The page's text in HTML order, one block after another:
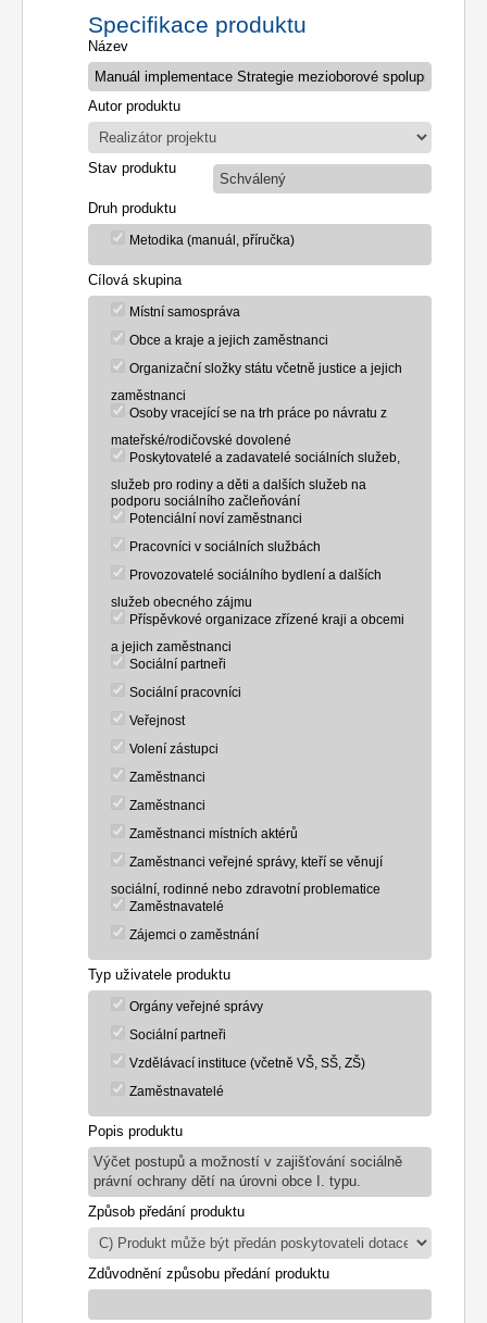
Specifikace produktu
Název
Autor produktu
Stav produktu
Schválený
Druh produktu
Metodika (manuál, příručka)
Cílová skupina
Místní samospráva
Obce a kraje a jejich zaměstnanci
Organizační složky státu včetně justice a jejich
zaměstnanci
Osoby vracející se na trh práce po návratu z
mateřské/rodičovské dovolené
Poskytovatelé a zadavatelé sociálních služeb,
služeb pro rodiny a děti a dalších služeb na
podporu sociálního začleňování
Potenciální noví zaměstnanci
Pracovníci v sociálních službách
Provozovatelé sociálního bydlení a dalších
služeb obecného zájmu
Příspěvkové organizace zřízené kraji a obcemi
a jejich zaměstnanci
Sociální partneři
Sociální pracovníci
Veřejnost
Volení zástupci
Zaměstnanci
Zaměstnanci
Zaměstnanci místních aktérů
Zaměstnanci veřejné správy, kteří se věnují
sociální, rodinné nebo zdravotní problematice
Zaměstnavatelé
Zájemci o zaměstnání
Typ uživatele produktu
Orgány veřejné správy
Sociální partneři
Vzdělávací instituce (včetně VŠ, SŠ, ZŠ)
Zaměstnavatelé
Popis produktu
Výčet postupů a možností v zajišťování sociálně
právní ochrany dětí na úrovni obce I. typu.
Způsob předání produktu
Zdůvodnění způsobu předání produktu